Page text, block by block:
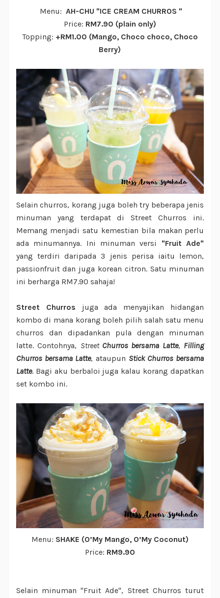
Menu: AH-CHU "ICE CREAM CHURROS "
Price: RM7.90 (plain only)
Topping: +RM1.00 (Mango, Choco choco, Choco
Berry)
Selain churros, korang juga boleh try beberapa jenis
minuman yang terdapat di Street Churros ini.
Memang menjadi satu kemestian bila makan perlu
ada minumannya. Ini minuman versi "Fruit Ade"
yang terdiri daripada 3 jenis perisa iaitu lemon,
passionfruit dan juga korean citron. Satu minuman
ini berharga RM7.90 sahaja!
Street Churros juga ada menyajikan hidangan
kombo di mana korang boleh pilih salah satu menu
churros dan dipadankan pula dengan minuman
latte. Contohnya, Street Churros bersama Latte, Filling
Churros bersama Latte, ataupun Stick Churros bersama
Latte. Bagi aku berbaloi juga kalau korang dapatkan
set kombo ini.
Menu: SHAKE (O’My Mango, O’My Coconut)
Price: RM9.90
Selain minuman "Fruit Ade", Street Churros turut